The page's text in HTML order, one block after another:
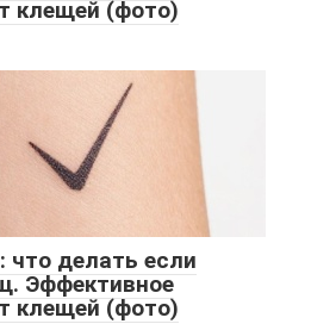
клещей (фото)
что делать если
Эффективное
клещей (фото)